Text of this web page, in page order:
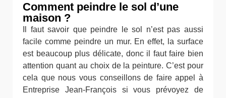
Comment peindre le sol d’une
maison ?
Il faut savoir que peindre le sol n’est pas aussi
facile comme peindre un mur. En effet, la surface
est beaucoup plus délicate, donc il faut faire bien
attention quant au choix de la peinture. C’est pour
cela que nous vous conseillons de faire appel à
Entreprise Jean-François si vous prévoyez de